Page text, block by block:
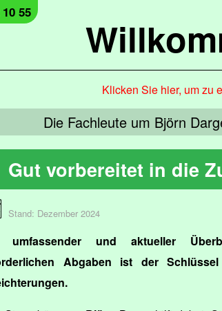
55
Klicken Sie hier, um zu
Die Fachleute um Björn
Gut vorbereitet in die
Stand: Dezember 2024
umfassender und aktueller
Abgaben ist der